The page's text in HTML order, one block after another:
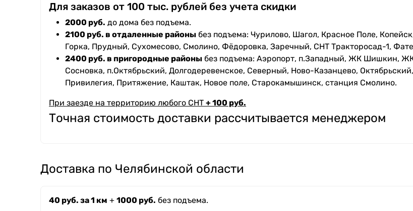
Для заказов от 100 тыс. рублей без учета скидки
2000 руб. до дома без подъема.
2100 руб. в отдаленные районы без подъема: Чурилово, Шагол, Красное Поле,
Горка, Прудный, Сухомесово, Смолино, Фёдоровка, Заречный, СНТ Тракторосад-1,
2400 руб. в пригородные районы без подъема: Аэропорт, п.Западный, ЖК Шишкин,
Сосновка, п.Октябрьский, Долгодеревенское, Северный, Ново-Казанцево,
Привилегия, Притяжение, Каштак, Новое поле, Старокамышинск, станция Смолино.
При заезде на территорию любого СНТ + 100 руб.
Точная стоимость доставки рассчитывается менеджером
Доставка по Челябинской области
40 руб. за 1 км + 1000 руб. без подъема.